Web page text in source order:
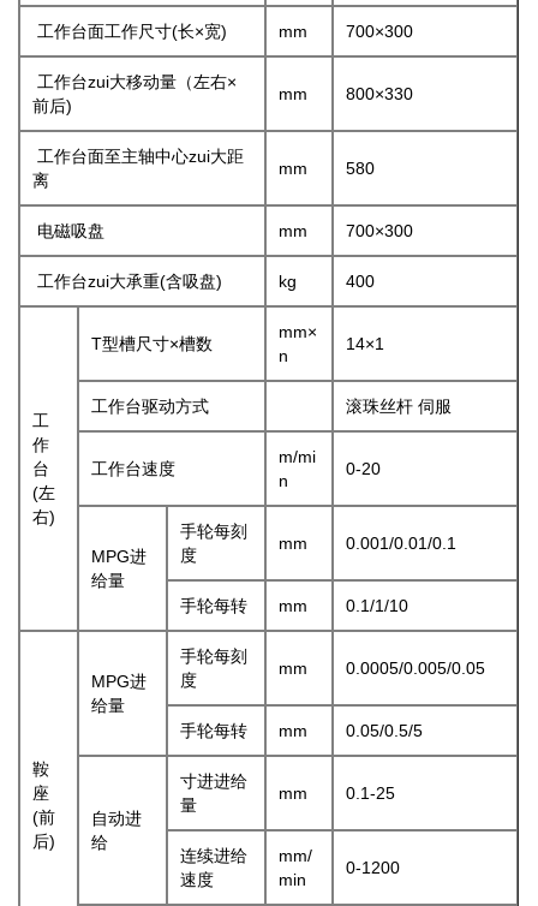
工作台面工作尺寸(长×宽) mm 700×300
工作台zui大移动量（左右×
前后)
mm 800×330
工作台面至主轴中心zui大距
离
mm 580
电磁吸盘 mm 700×300
工作台zui大承重(含吸盘) kg 400
工
作
台
(左
右)
T型槽尺寸×槽数
mm×
n
14×1
工作台驱动方式 滚珠丝杆 伺服
工作台速度
m/mi
n
0-20
MPG进
给量
手轮每刻
度
mm 0.001/0.01/0.1
手轮每转 mm 0.1/1/10
鞍
座
(前
后)
MPG进
给量
手轮每刻
度
mm 0.0005/0.005/0.05
手轮每转 mm 0.05/0.5/5
自动进
给
寸进进给
量
mm 0.1-25
连续进给
速度
mm/
min
0-1200